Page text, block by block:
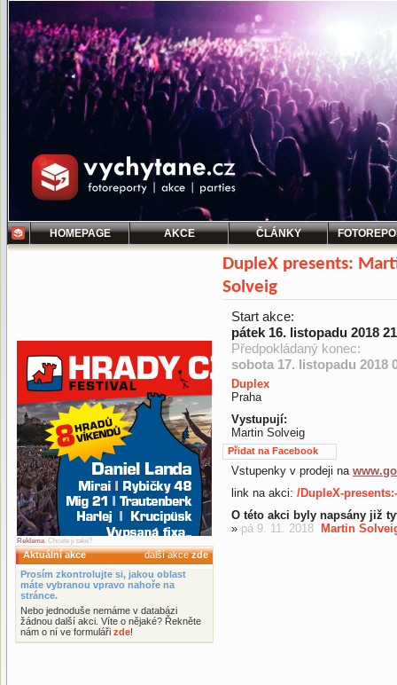
HOMEPAGE AKCE ČLÁNKY
Reklama. Chcete ji také?
Aktuální akce další akcezde
Prosím zkontrolujte si, jakou oblast
máte vybranou vpravo nahoře na
stránce.
Nebo jednoduše nemáme v databázi
žádnou další akci. Víte o nějaké? Řekněte
nám o ní ve formuláři zde!
DupleX presents:
Solveig
Start akce:
pátek 16. listopadu 2018
Předpokládaný konec:
sobota 17. listopadu 2018
Duplex
Praha
Vystupují:
Martin Solveig
Přidat na Facebook
Vstupenky v prodeji na
link na akci: /DupleX-
O této akci byly napsány již
» pá 9. 11. 2018 Martin